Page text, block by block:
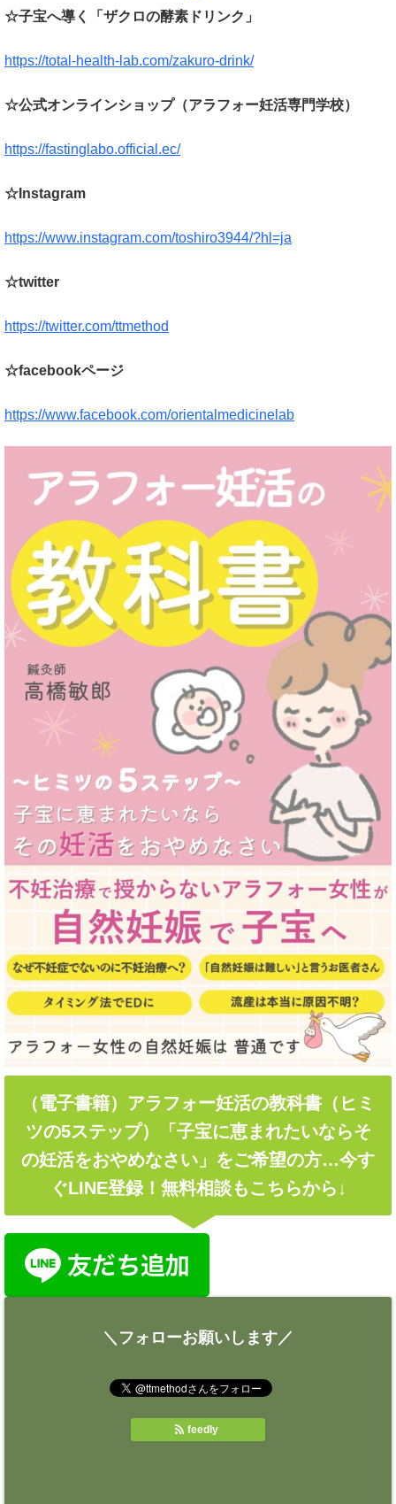
☆子宝へ導く「ザクロの酵素ドリンク」
https://total-health-lab.com/zakuro-drink/
☆公式オンラインショップ（アラフォー妊活専門学校）
https://fastinglabo.official.ec/
☆Instagram
https://www.instagram.com/toshiro3944/?hl=ja
☆twitter
https://twitter.com/ttmethod
☆facebookページ
https://www.facebook.com/orientalmedicinelab
（電子書籍）アラフォー妊活の教科書（ヒミ
ツの5ステップ）「子宝に恵まれたいならそ
の妊活をおやめなさい」をご希望の方…今す
ぐLINE登録！無料相談もこちらから↓
＼フォローお願いします／
feedly